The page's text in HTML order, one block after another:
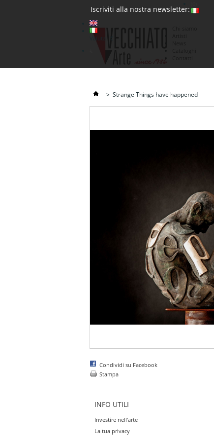
Iscriviti alla nostra newsletter:
> Strange Things have happened
Condividi su Facebook
Stampa
INFO UTILI
Investire nell'arte
La tua privacy